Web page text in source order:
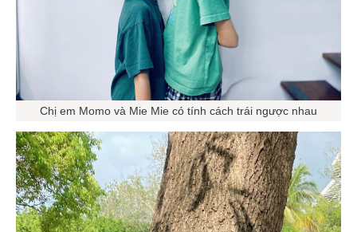
Chị em Momo và Mie Mie có tính cách trái ngược nhau